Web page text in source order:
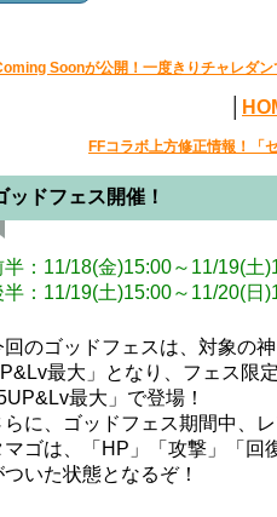
Soonが公開！一度きりチャレダン
FFコラボ上方修正情報！「
ッドフェス開催！
半：11/18(金)15:00～11/19(土
半：11/19(土)15:00～11/20(日
回のゴッドフェスは、対象の
最大」となり、フェス限
最大」で登場！
らに、ゴッドフェス期間中、
マゴは、「HP」「攻撃」「回
ついた状態となるぞ！